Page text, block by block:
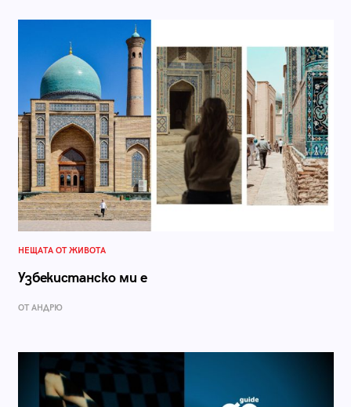
НЕЩАТА ОТ ЖИВОТА
Узбекистанско ми е
ОТ АНДРЮ